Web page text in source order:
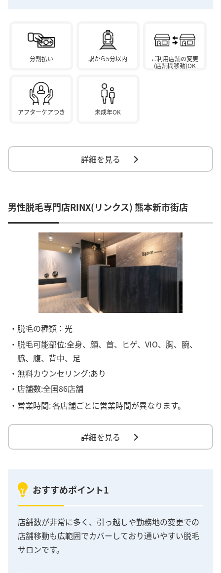
分割払い 駅から5分以内
ご利用店舗の変更
(店舗間移動)OK
アフターケアつき 未成年OK
詳細を見る
男性脱毛専門店RINX(リンクス) 熊本新市街店
・脱毛の種類：光
・脱毛可能部位:全身、顔、首、ヒゲ、VIO、胸、腕、
脇、腹、背中、足
・無料カウンセリング:あり
・店舗数:全国86店舗
・営業時間:各店舗ごとに営業時間が異なります。
詳細を見る
おすすめポイント1
店舗数が非常に多く、引っ越しや勤務地の変更での
店舗移動も広範囲でカバーしており通いやすい脱毛
サロンです。